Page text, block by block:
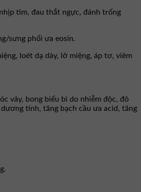
tim, đau thắt ngực, đánh trống
sưng phổi ưa eosin.
loét dạ dày, lỡ miệng, áp tơ, viêm
vảy, bong biểu bì do nhiễm độc, đỏ
tính, tăng bạch cầu ưa acid, tăng